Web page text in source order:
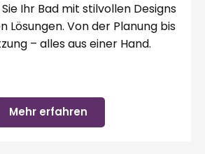
Ihr Bad mit stilvollen Designs
Lösungen. Von der Planung bis
– alles aus einer Hand.
Mehr erfahren